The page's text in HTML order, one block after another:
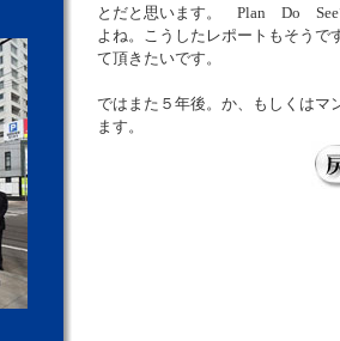
とだと思います。 Plan Do See
よね。こうしたレポートもそうで
て頂きたいです。
ではまた５年後。か、もしくはマ
ます。